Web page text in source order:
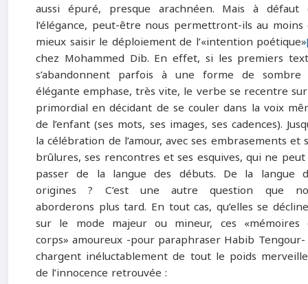
aussi épuré, presque arachnéen. Mais à défaut
l’élégance, peut-être nous permettront-ils au moins
mieux saisir le déploiement de l’«intention poétique»
chez Mohammed Dib. En effet, si les premiers
s’abandonnent parfois à une forme de
élégante emphase, très vite, le verbe se recentre
primordial en décidant de se couler dans la voix
de l’enfant (ses mots, ses images, ses cadences).
la célébration de l’amour, avec ses embrasements et
brûlures, ses rencontres et ses esquives, qui ne peut
passer de la langue des débuts. De la langue
origines ? C’est une autre question que
aborderons plus tard. En tout cas, qu’elles se
sur le mode majeur ou mineur, ces «mémoires
corps» amoureux ‑pour paraphraser Habib
chargent inéluctablement de tout le poids
de l’innocence retrouvée :